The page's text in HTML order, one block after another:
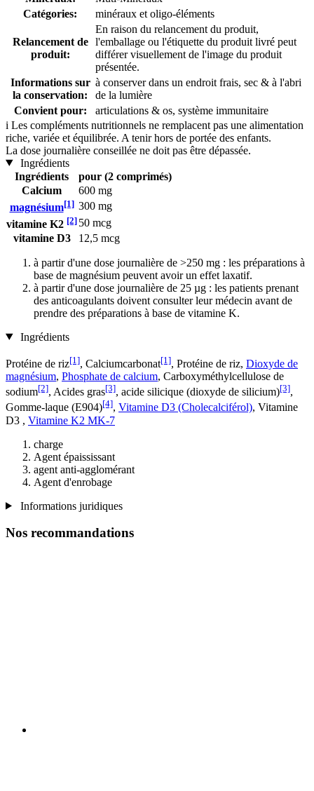
Catégories:
minéraux et oligo-éléments
Relancement de
produit:
En raison du relancement du produit,
l'emballage ou l'étiquette du produit livré peut
différer visuellement de l'image du produit
présentée.
Informations sur
la conservation:
à conserver dans un endroit frais, sec & à l'abri
de la lumière
Convient pour:
articulations & os, système immunitaire
i Les compléments nutritionnels ne remplacent pas une alimentation
riche, variée et équilibrée. A tenir hors de portée des enfants.
La dose journalière conseillée ne doit pas être dépassée.
Ingrédients
Ingrédients
pour (2 comprimés)
Calcium
600 mg
magnésium[1] 300 mg
vitamine K2 [2] 50 mcg
vitamine D3
12,5 mcg
à partir d'une dose journalière de >250 mg : les préparations à
base de magnésium peuvent avoir un effet laxatif.
à partir d'une dose journalière de 25 µg : les patients prenant
des anticoagulants doivent consulter leur médecin avant de
prendre des préparations à base de vitamine K.
Ingrédients
Protéine de riz[1], Calciumcarbonat[1], Protéine de riz, Dioxyde de
magnésium, Phosphate de calcium, Carboxyméthylcellulose de
sodium[2], Acides gras[3], acide silicique (dioxyde de silicium)[3],
Gomme-laque (E904)[4], Vitamine D3 (Cholecalciférol), Vitamine
D3 , Vitamine K2 MK-7
charge
Agent épaississant
agent anti-agglomérant
Agent d'enrobage
Informations juridiques
Nos recommandations